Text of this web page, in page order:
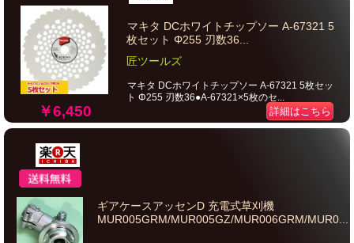
￥6,450
マキタ DCホワイトチップソー A-67321 5
枚セット Φ255 刃数36...
匠ツールズ
マキタ DCホワイトチップソー A-67321 5枚セッ
ト Φ255 刃数36●A-67321×5枚のセ...
詳細はこちら
ギアケースアッセンD 充電式草刈機
MUR005GRM/MUR005GZ/MUR006GRM/MUR0...